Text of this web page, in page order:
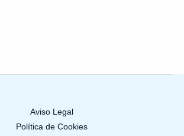
Aviso Legal
Política de Cookies